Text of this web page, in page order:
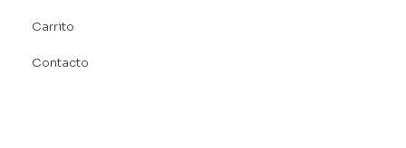
Carrito
Contacto